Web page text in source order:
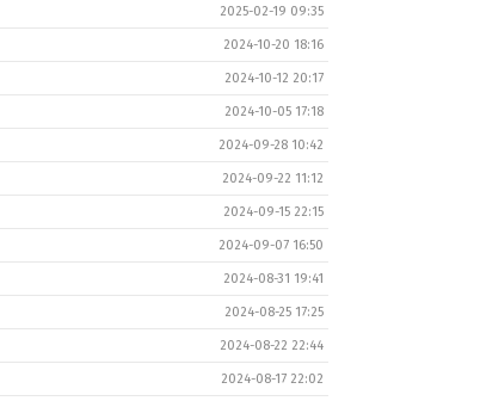
2025-02-19 09:35
2024-10-20 18:16
2024-10-12 20:17
2024-10-05 17:18
2024-09-28 10:42
2024-09-22 11:12
2024-09-15 22:15
2024-09-07 16:50
2024-08-31 19:41
2024-08-25 17:25
2024-08-22 22:44
2024-08-17 22:02